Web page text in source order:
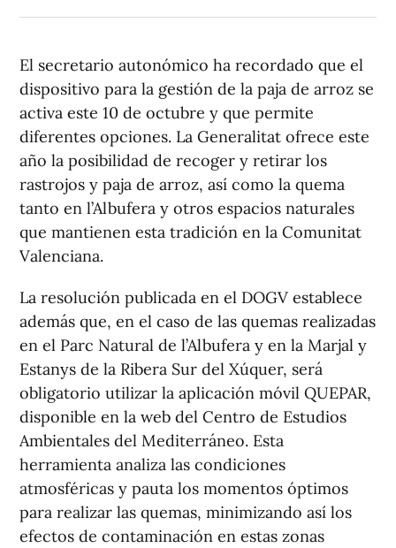
El secretario autonómico ha recordado que el
dispositivo para la gestión de la paja de arroz se
activa este 10 de octubre y que permite
diferentes opciones. La Generalitat ofrece este
año la posibilidad de recoger y retirar los
rastrojos y paja de arroz, así como la quema
tanto en l’Albufera y otros espacios naturales
que mantienen esta tradición en la Comunitat
Valenciana.
La resolución publicada en el DOGV establece
además que, en el caso de las quemas realizadas
en el Parc Natural de l’Albufera y en la Marjal y
Estanys de la Ribera Sur del Xúquer, será
obligatorio utilizar la aplicación móvil QUEPAR,
disponible en la web del Centro de Estudios
Ambientales del Mediterráneo. Esta
herramienta analiza las condiciones
atmosféricas y pauta los momentos óptimos
para realizar las quemas, minimizando así los
efectos de contaminación en estas zonas